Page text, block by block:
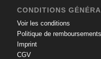
CONDITIONS
Voir les conditions
Politique de
Imprint
CGV